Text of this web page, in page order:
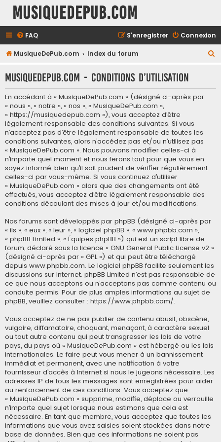
MusiqueDePub.com
FAQ Connexion
S’enregistrer
MusiqueDePub.com Index du forum
h
MusiqueDePub.com - Conditions d’utilisation
En accédant à « MusiqueDePub.com » (désigné ci-après par
« nous », « notre », « nos », « MusiqueDePub.com »,
« https://musiquedepub.com »), vous acceptez d’être
légalement responsable des conditions suivantes. Si vous
n’acceptez pas d’être légalement responsable de toutes les
conditions suivantes, alors n’accédez pas et/ou n’utilisez pas
« MusiqueDePub.com ». Nous pouvons modifier celles-ci à
n’importe quel moment et nous ferons tout pour que vous en
soyez informé, bien qu’il soit prudent de vérifier régulièrement
celles-ci par vous-même. Si vous continuez d’utiliser
« MusiqueDePub.com » alors que des changements ont été
effectués, vous acceptez d’être légalement responsable des
conditions découlant des mises à jour et/ou modifications.
Nos forums sont développés par phpBB (désigné ci-après par
« ils », « eux », « leur », « logiciel phpBB », « www.phpbb.com »,
« phpBB Limited », « Équipes phpBB ») qui est un script libre de
forum, déclaré sous la licence « GNU General Public License v2 »
(désigné ci-après par « GPL ») et qui peut être téléchargé
depuis www.phpbb.com. Le logiciel phpBB facilite seulement les
discussions sur Internet. phpBB Limited n’est pas responsable de
ce que nous acceptons ou n’acceptons pas comme contenu ou
conduite permis. Pour de plus amples informations au sujet de
phpBB, veuillez consulter : https://www.phpbb.com/.
Vous acceptez de ne pas publier de contenu abusif, obscène,
vulgaire, diffamatoire, choquant, menaçant, à caractère sexuel
ou tout autre contenu qui peut transgresser les lois de votre
pays, du pays où « MusiqueDePub.com » est hébergé ou les lois
internationales. Le faire peut vous mener à un bannissement
immédiat et permanent, avec une notification à votre
fournisseur d’accès à Internet si nous le jugeons nécessaire. Les
adresses IP de tous les messages sont enregistrées pour aider
au renforcement de ces conditions. Vous acceptez que
« MusiqueDePub.com » supprime, modifie, déplace ou verrouille
n’importe quel sujet lorsque nous estimons que cela est
nécessaire. En tant que membre, vous acceptez que toutes les
informations que vous avez saisies soient stockées dans notre
base de données. Bien que ces informations ne soient pas